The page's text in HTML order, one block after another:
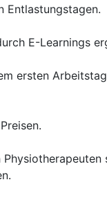
Entlastungstagen.
E-Learnings
ersten